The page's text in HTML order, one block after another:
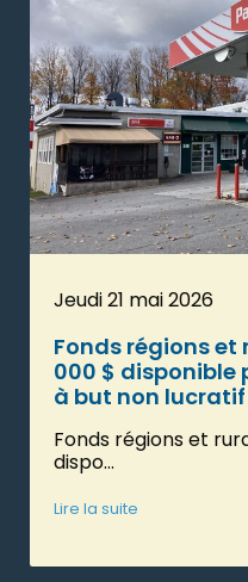
Jeudi 21 mai 2026
Fonds régions
000 $ disponible
à but non
Fonds régions et
dispo...
Lire la suite